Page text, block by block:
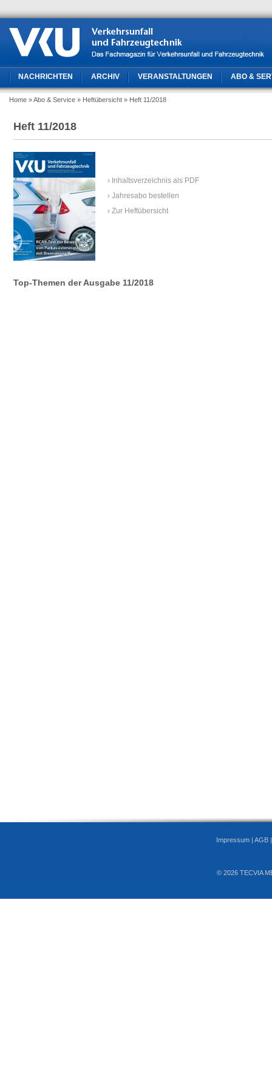
NACHRICHTEN ARCHIV VERANSTALTUNGEN ABO &
Home » Abo & Service » Heftübersicht » Heft 11/2018
Heft 11/2018
› Inhaltsverzeichnis als PDF
› Jahresabo bestellen
› Zur Heftübersicht
Top-Themen der Ausgabe 11/2018
Impressum | AGB
© 2026 TECVIA